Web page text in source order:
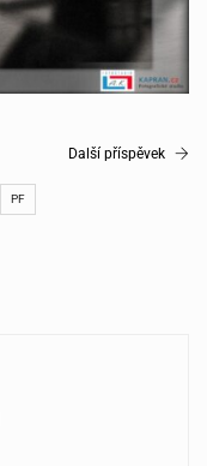
Další příspěvek
PF